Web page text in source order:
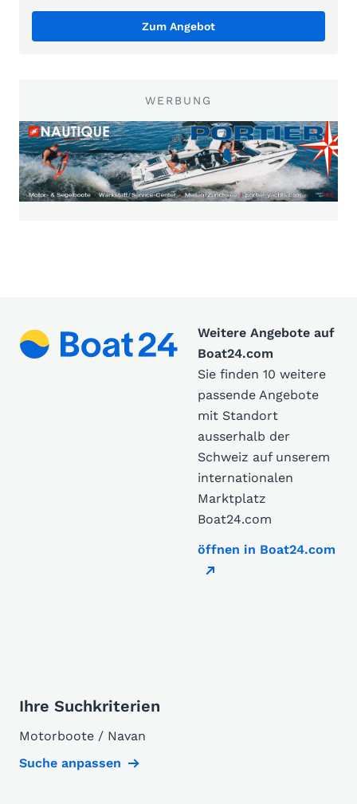
Zum Angebot
WERBUNG
Weitere Angebote auf
Boat24.com
Sie finden 10 weitere
passende Angebote
mit Standort
ausserhalb der
Schweiz auf unserem
internationalen
Marktplatz
Boat24.com
öffnen in Boat24.com
Ihre Suchkriterien
Motorboote / Navan
Suche anpassen